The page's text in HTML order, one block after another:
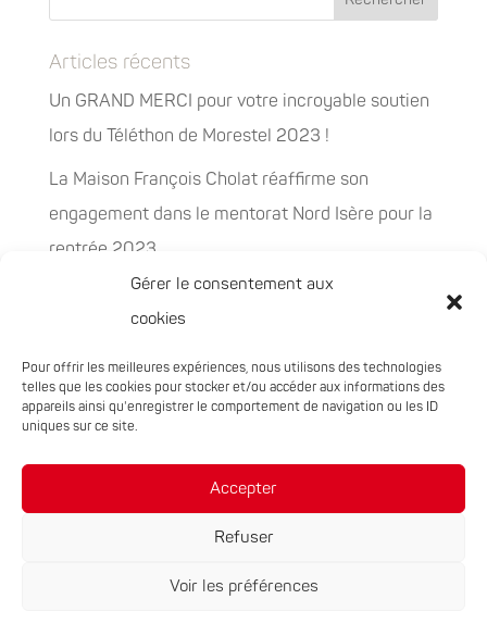
Gérer le consentement aux
cookies
Pour offrir les meilleures expériences, nous utilisons des technologies
telles que les cookies pour stocker et/ou accéder aux informations des
appareils ainsi qu'enregistrer le comportement de navigation ou les ID
uniques sur ce site.
Accepter
Refuser
Voir les préférences
Articles récents
Un GRAND MERCI pour votre incroyable soutien
lors du Téléthon de Morestel 2023 !
La Maison François Cholat réaffirme son
engagement dans le mentorat Nord Isère pour la
rentrée 2023
La Maison François Cholat accueil et participe à
la préservation des espaces naturels sensibles
PEPITES, la nouvelle filière chanvre en
Auvergne-Rhône-Alpes